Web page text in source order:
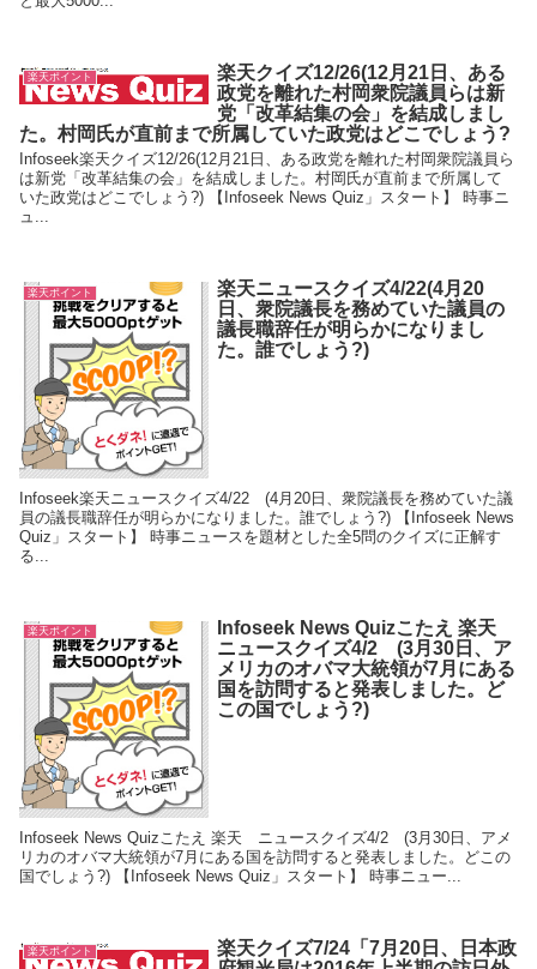
楽天ポイント
楽天クイズ12/26(12月21日、ある
政党を離れた村岡衆院議員らは新
党「改革結集の会」を結成しまし
た。村岡氏が直前まで所属していた政党はどこでしょう?
Infoseek楽天クイズ12/26(12月21日、ある政党を離れた村岡衆院議員ら
は新党「改革結集の会」を結成しました。村岡氏が直前まで所属して
いた政党はどこでしょう?) 【Infoseek News Quiz」スタート】 時事ニ
ュ...
楽天ポイント
楽天ニュースクイズ4/22(4月20
日、衆院議長を務めていた議員の
議長職辞任が明らかになりまし
た。誰でしょう?)
Infoseek楽天ニュースクイズ4/22 (4月20日、衆院議長を務めていた議
員の議長職辞任が明らかになりました。誰でしょう?) 【Infoseek News
Quiz」スタート】 時事ニュースを題材とした全5問のクイズに正解す
る...
楽天ポイント
Infoseek News Quizこたえ 楽天
ニュースクイズ4/2 (3月30日、ア
メリカのオバマ大統領が7月にある
国を訪問すると発表しました。ど
この国でしょう?)
Infoseek News Quizこたえ 楽天 ニュースクイズ4/2 (3月30日、アメ
リカのオバマ大統領が7月にある国を訪問すると発表しました。どこの
国でしょう?) 【Infoseek News Quiz」スタート】 時事ニュー...
楽天ポイント
楽天クイズ7/24「7月20日、日本政